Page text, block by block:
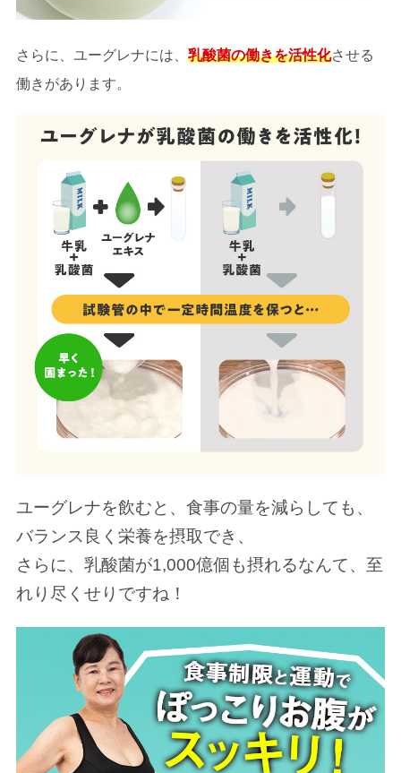
さらに、ユーグレナには、 乳酸菌の働きを活性化させる
働きがあります。
ユーグレナを飲むと、食事の量を減らしても、
バランス良く栄養を摂取でき、
さらに、乳酸菌が1,000億個も摂れるなんて、至
れり尽くせりですね！